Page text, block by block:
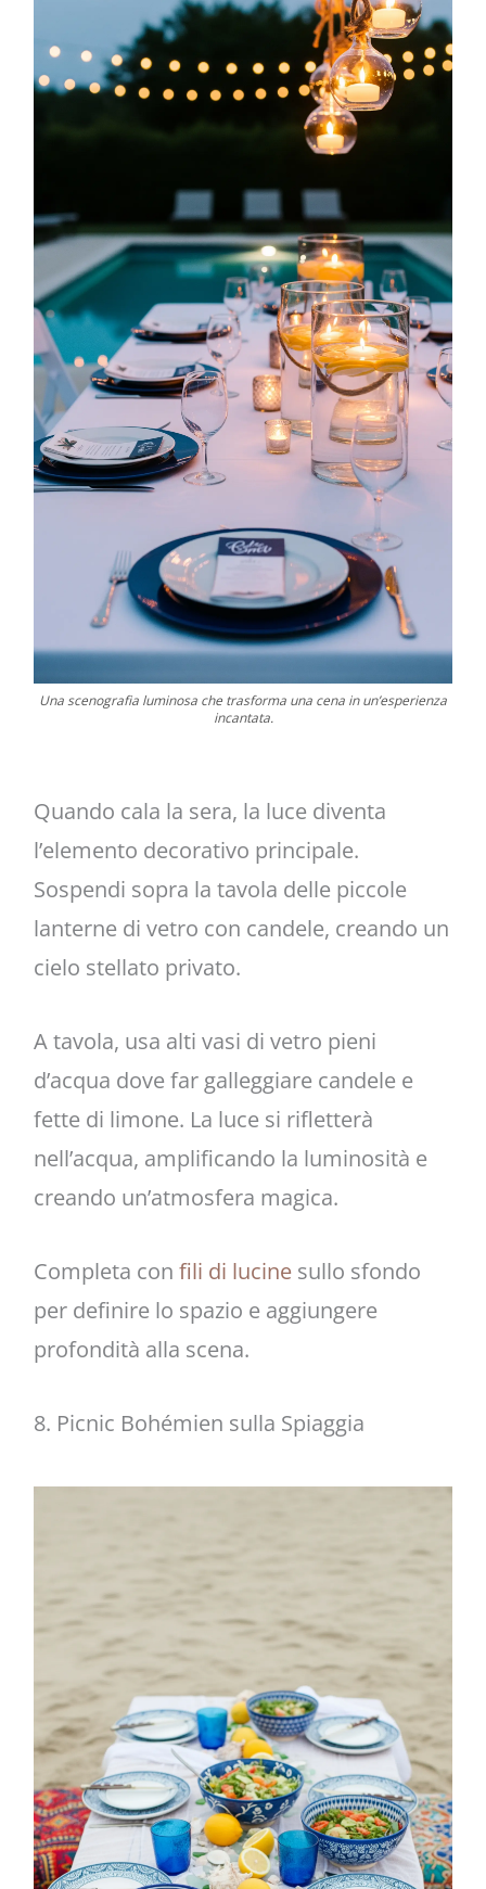
Una scenografia luminosa che trasforma una cena in un’esperienza
incantata.
Quando cala la sera, la luce diventa
l’elemento decorativo principale.
Sospendi sopra la tavola delle piccole
lanterne di vetro con candele, creando un
cielo stellato privato.
A tavola, usa alti vasi di vetro pieni
d’acqua dove far galleggiare candele e
fette di limone. La luce si rifletterà
nell’acqua, amplificando la luminosità e
creando un’atmosfera magica.
Completa con fili di lucinesullo sfondo
per definire lo spazio e aggiungere
profondità alla scena.
8. Picnic Bohémien sulla Spiaggia